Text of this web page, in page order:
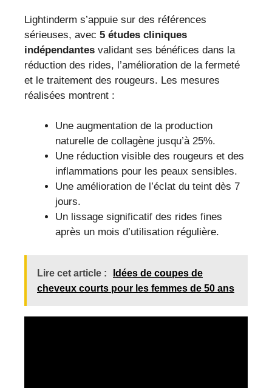
Lightinderm s’appuie sur des références
sérieuses, avec 5 études cliniques
indépendantes validant ses bénéfices dans la
réduction des rides, l’amélioration de la fermeté
et le traitement des rougeurs. Les mesures
réalisées montrent :
Une augmentation de la production
naturelle de collagène jusqu’à 25%.
Une réduction visible des rougeurs et des
inflammations pour les peaux sensibles.
Une amélioration de l’éclat du teint dès 7
jours.
Un lissage significatif des rides fines
après un mois d’utilisation régulière.
Lire cet article :
Idées de coupes de
cheveux courts pour les femmes de 50 ans